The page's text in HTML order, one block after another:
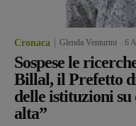
Cronaca Glenda Venturini 6
Sospese le
Billal, il Prefetto
delle istituzioni su
alta”